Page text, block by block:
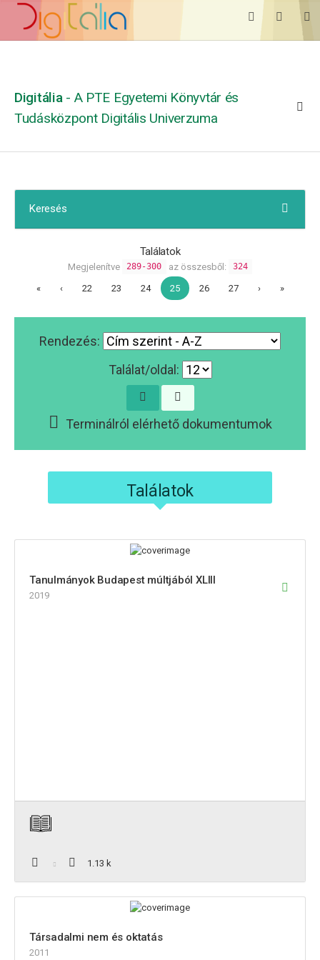
Digitália - A PTE Egyetemi Könyvtár és
Tudásközpont Digitális Univerzuma
Keresés
Találatok
Megjelenítve 289-300 az összesből: 324
« ‹ 22 23 24 25 26 27 › »
Rendezés:
Találat/oldal:
Terminálról elérhető dokumentumok
Találatok
Tanulmányok Budapest múltjából XLIII
2019
1.13 k
Társadalmi nem és oktatás
2011